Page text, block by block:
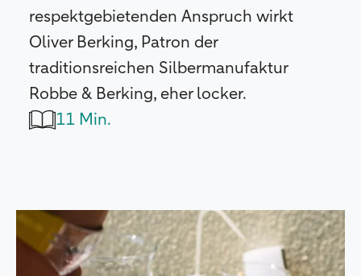
respektgebietenden Anspruch wirkt
Oliver Berking, Patron der
traditionsreichen Silbermanufaktur
Robbe & Berking, eher locker.
11 Min.